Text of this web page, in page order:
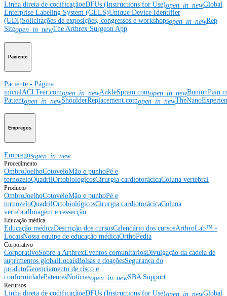
Linha direta de codificaçãoeDFUs (Instructions for Use)open_in_newGlobal
Enterprise Labeling System (GELS)Unique Device Identifier
(UDI)Solicitações de exposições, congressos e workshopsopen_in_newRep
Siteopen_in_newThe Arthrex Surgeon App
Paciente
Paciente - Página
inicial ACLTear.comopen_in_newAnkleSprain.comopen_in_new
Patientopen_in_newShoulderReplacement.comopen_in_new
Empregos
Empregosopen_in_new
Procedimento
OmbroJoelhoCotoveloMão e punhoPé e
tornozeloQuadrilOrtobiológicosCirurgia cardiotorácicaColuna vertebral
Producto
OmbroJoelhoCotoveloMão e punhoPé e
tornozeloQuadrilOrtobiológicosCirurgia cardiotorácicaColuna
vertebralImagem e ressecção
Educação médica
Educação médicaDescrição dos cursosCalendário dos cursosArthroLab™ -
LocaisNossa equipe de educação médicaOrthoPedia
Corporativo
CorporativoSobre a ArthrexEventos comunitáriosDivulgação da cadeia de
suprimentos globalLocaisBolsas e doaçõesSegurança do
produtoGerenciamento de risco e
conformidadePatentesNotíciasopen_in_newSBA Support
Recursos
Linha direta de codificaçãoeDFUs (Instructions for Use)open_in_newGlobal